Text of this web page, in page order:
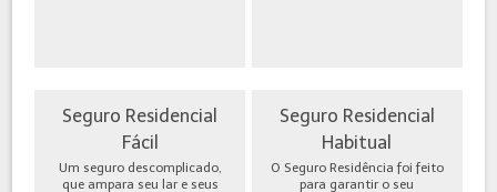
Seguro Residencial
Fácil
Um seguro descomplicado,
que ampara seu lar e seus
Seguro Residencial
Habitual
O Seguro Residência foi feito
para garantir o seu